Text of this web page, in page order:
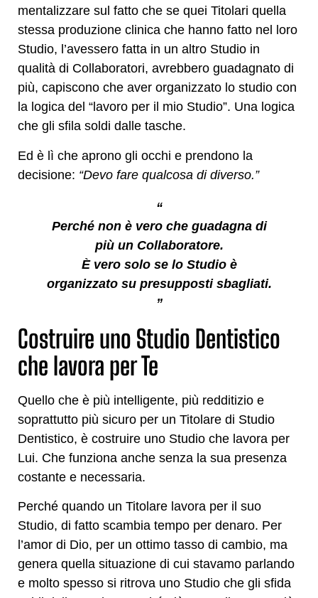
mentalizzare sul fatto che se quei Titolari quella
stessa produzione clinica che hanno fatto nel loro
Studio, l’avessero fatta in un altro Studio in
qualità di Collaboratori, avrebbero guadagnato di
più, capiscono che aver organizzato lo studio con
la logica del “lavoro per il mio Studio”. Una logica
che gli sfila soldi dalle tasche.
Ed è lì che aprono gli occhi e prendono la
decisione: “Devo fare qualcosa di diverso.”
“
Perché non è vero che guadagna di
più un Collaboratore.
È vero solo se lo Studio è
organizzato su presupposti sbagliati.
”
Costruire uno Studio Dentistico
che lavora per Te
Quello che è più intelligente, più redditizio e
soprattutto più sicuro per un Titolare di Studio
Dentistico, è costruire uno Studio che lavora per
Lui. Che funziona anche senza la sua presenza
costante e necessaria.
Perché quando un Titolare lavora per il suo
Studio, di fatto scambia tempo per denaro. Per
l’amor di Dio, per un ottimo tasso di cambio, ma
genera quella situazione di cui stavamo parlando
e molto spesso si ritrova uno Studio che gli sfida